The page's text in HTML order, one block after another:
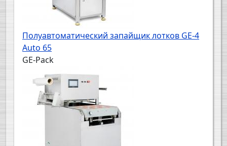
Полуавтоматический запайщик лотков GE-4
Auto 65
GE-Pack